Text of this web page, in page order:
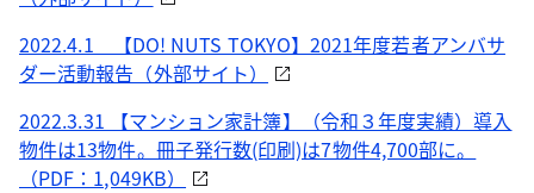
2022.4.1 【DO! NUTS TOKYO】2021年度若者アンバサ
ダー活動報告（外部サイト）
2022.3.31 【マンション家計簿】（令和３年度実績）導入
物件は13物件。冊子発行数(印刷)は7物件4,700部に。
（PDF：1,049KB）